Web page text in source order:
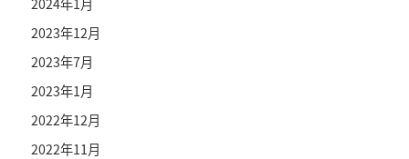
2024年1月
2023年12月
2023年7月
2023年1月
2022年12月
2022年11月